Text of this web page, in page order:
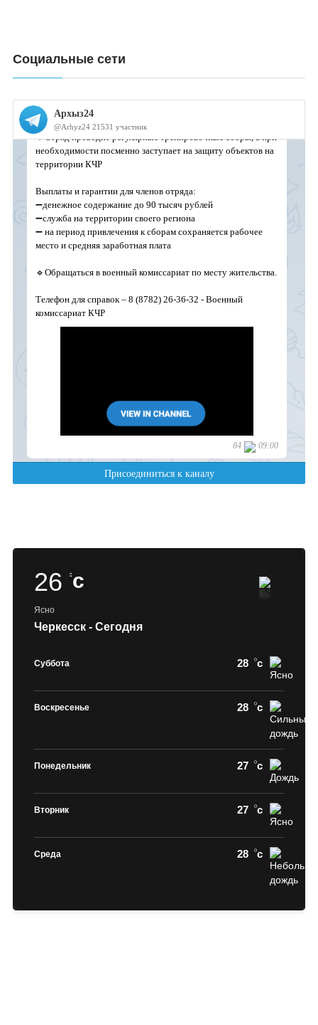
Социальные сети
26 c
Ясно
Черкесск - Сегодня
Суббота 28 c
Воскресенье 28 c
Понедельник 27 c
Вторник 27 c
Среда 28 c